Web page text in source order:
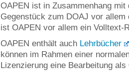
OAPEN ist in Zusammenhang mit
Gegenstück zum DOAJ vor
ist OAPEN vor allem ein Volltext-
OAPEN enthält auch Lehrbücher
können im Rahmen einer
Lizenzierung eine Bearbeitung